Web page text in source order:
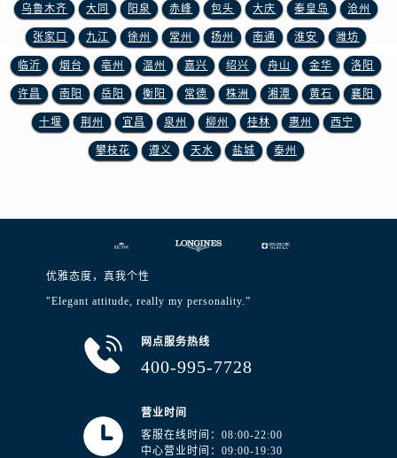
乌鲁木齐 大同 阳泉 赤峰 包头 大庆 秦皇岛 沧州
张家口 九江 徐州 常州 扬州 南通 淮安 潍坊
临沂 烟台 亳州 温州 嘉兴 绍兴 舟山 金华 洛阳
许昌 南阳 岳阳 衡阳 常德 株洲 湘潭 黄石 襄阳
十堰 荆州 宜昌 泉州 柳州 桂林 惠州 西宁
攀枝花 遵义 天水 盐城 泰州
优雅态度，真我个性
"Elegant attitude, really my personality.”
网点服务热线
400-995-7728
营业时间
客服在线时间：08:00-22:00
中心营业时间：09:00-19:30